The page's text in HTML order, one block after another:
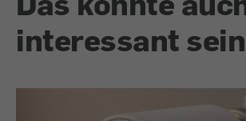
interessant